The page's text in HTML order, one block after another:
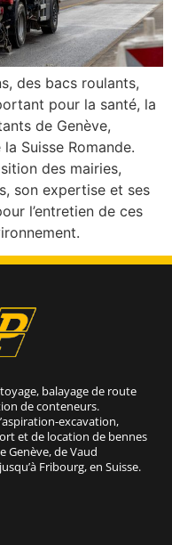
des bacs roulants,
pour la santé, la
de Genève,
Suisse Romande.
des mairies,
son expertise et ses
l’entretien de ces
balayage de route
de conteneurs.
excavation,
et de location de bennes
Genève, de Vaud
Fribourg, en Suisse.